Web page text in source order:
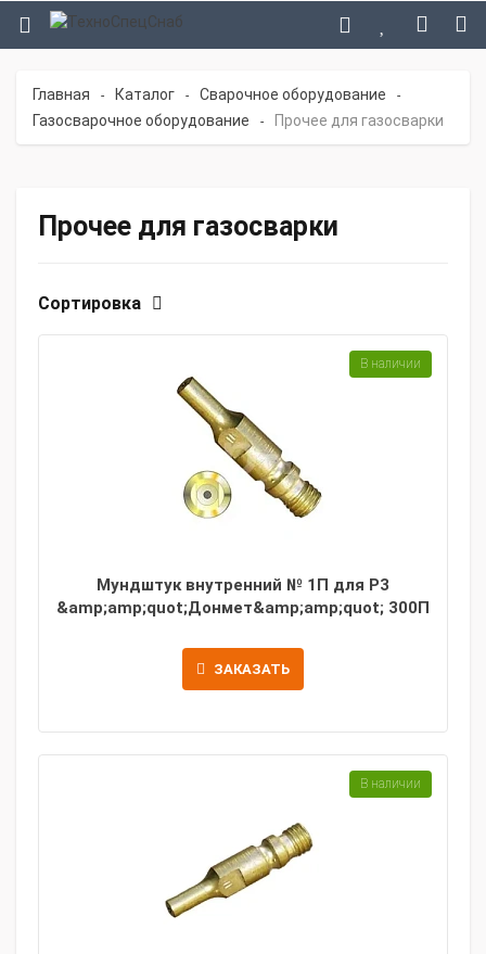
Главная - Каталог - Сварочное оборудование -
Газосварочное оборудование - Прочее для газосварки
Прочее для газосварки
Сортировка
Мундштук внутренний № 1П для Р3
&amp;amp;quot;Донмет&amp;amp;quot; 300П
ЗАКАЗАТЬ
В наличии
В наличии